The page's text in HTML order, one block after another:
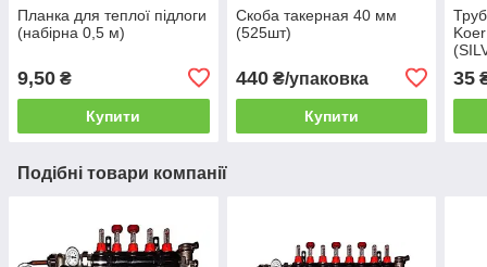
Планка для теплої підлоги
(набірна 0,5 м)
9,50 ₴
Купити
Скоба такерная 40 мм
(525шт)
440₴/упаковка
Купити
35
Подібні товари компанії